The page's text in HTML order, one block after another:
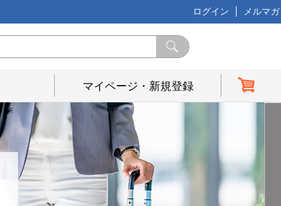
ログイン メルマガ
マイページ・新規登録